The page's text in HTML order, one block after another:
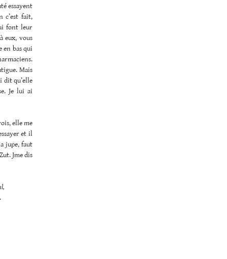
essayent
c’est fait,
font leur
eux, vous
en bas qui
Mais
dit qu’elle
Je lui ai
elle me
et il
jupe, faut
Jme dis